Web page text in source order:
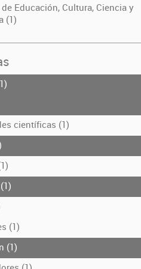
Educación, Cultura, Ciencia y
(1)
científicas (1)
(1)
(1)